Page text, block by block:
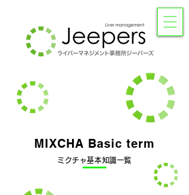
MIXCHA Basic term
ミクチャ基本知識一覧